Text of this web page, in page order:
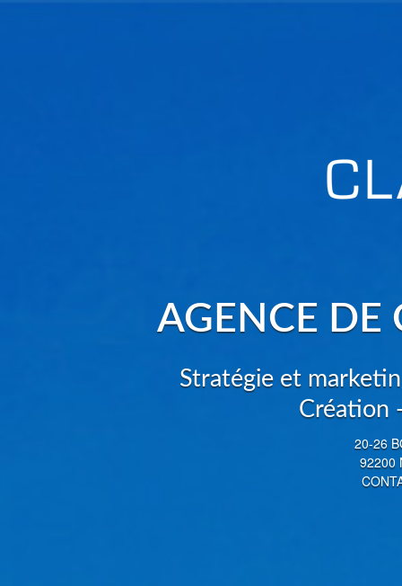
AGENCE DE
Stratégie et
Création
20-26
92200